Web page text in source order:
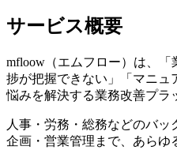
サービス概要
mfloow（エムフロー）は、
捗が把握できない」「マニュ
悩みを解決する業務改善プラ
人事・労務・総務などのバ
企画・営業管理まで、あらゆ